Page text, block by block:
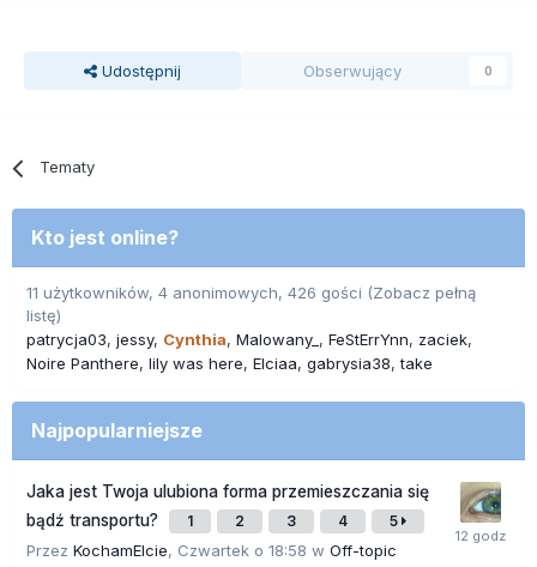
Udostępnij Obserwujący 0
Tematy
Kto jest online?
11 użytkowników, 4 anonimowych, 426 gości (Zobacz pełną
listę)
patrycja03 jessy Cynthia Malowany_ FeStErrYnn
zaciek
Noire Panthere lily was here Elciaa gabrysia38 take
Najpopularniejsze
Jaka jest Twoja ulubiona forma przemieszczania się
bądź transportu?
1 2 3 4 5
Przez KochamElcie, Czwartek o 18:58 w Off-topic